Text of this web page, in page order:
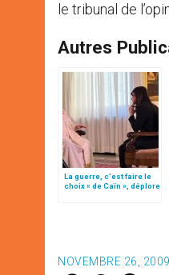
le tribunal de
Autres
La guerre, c’est faire le
choix « de Caïn », déplore
NOVEMBRE 26,